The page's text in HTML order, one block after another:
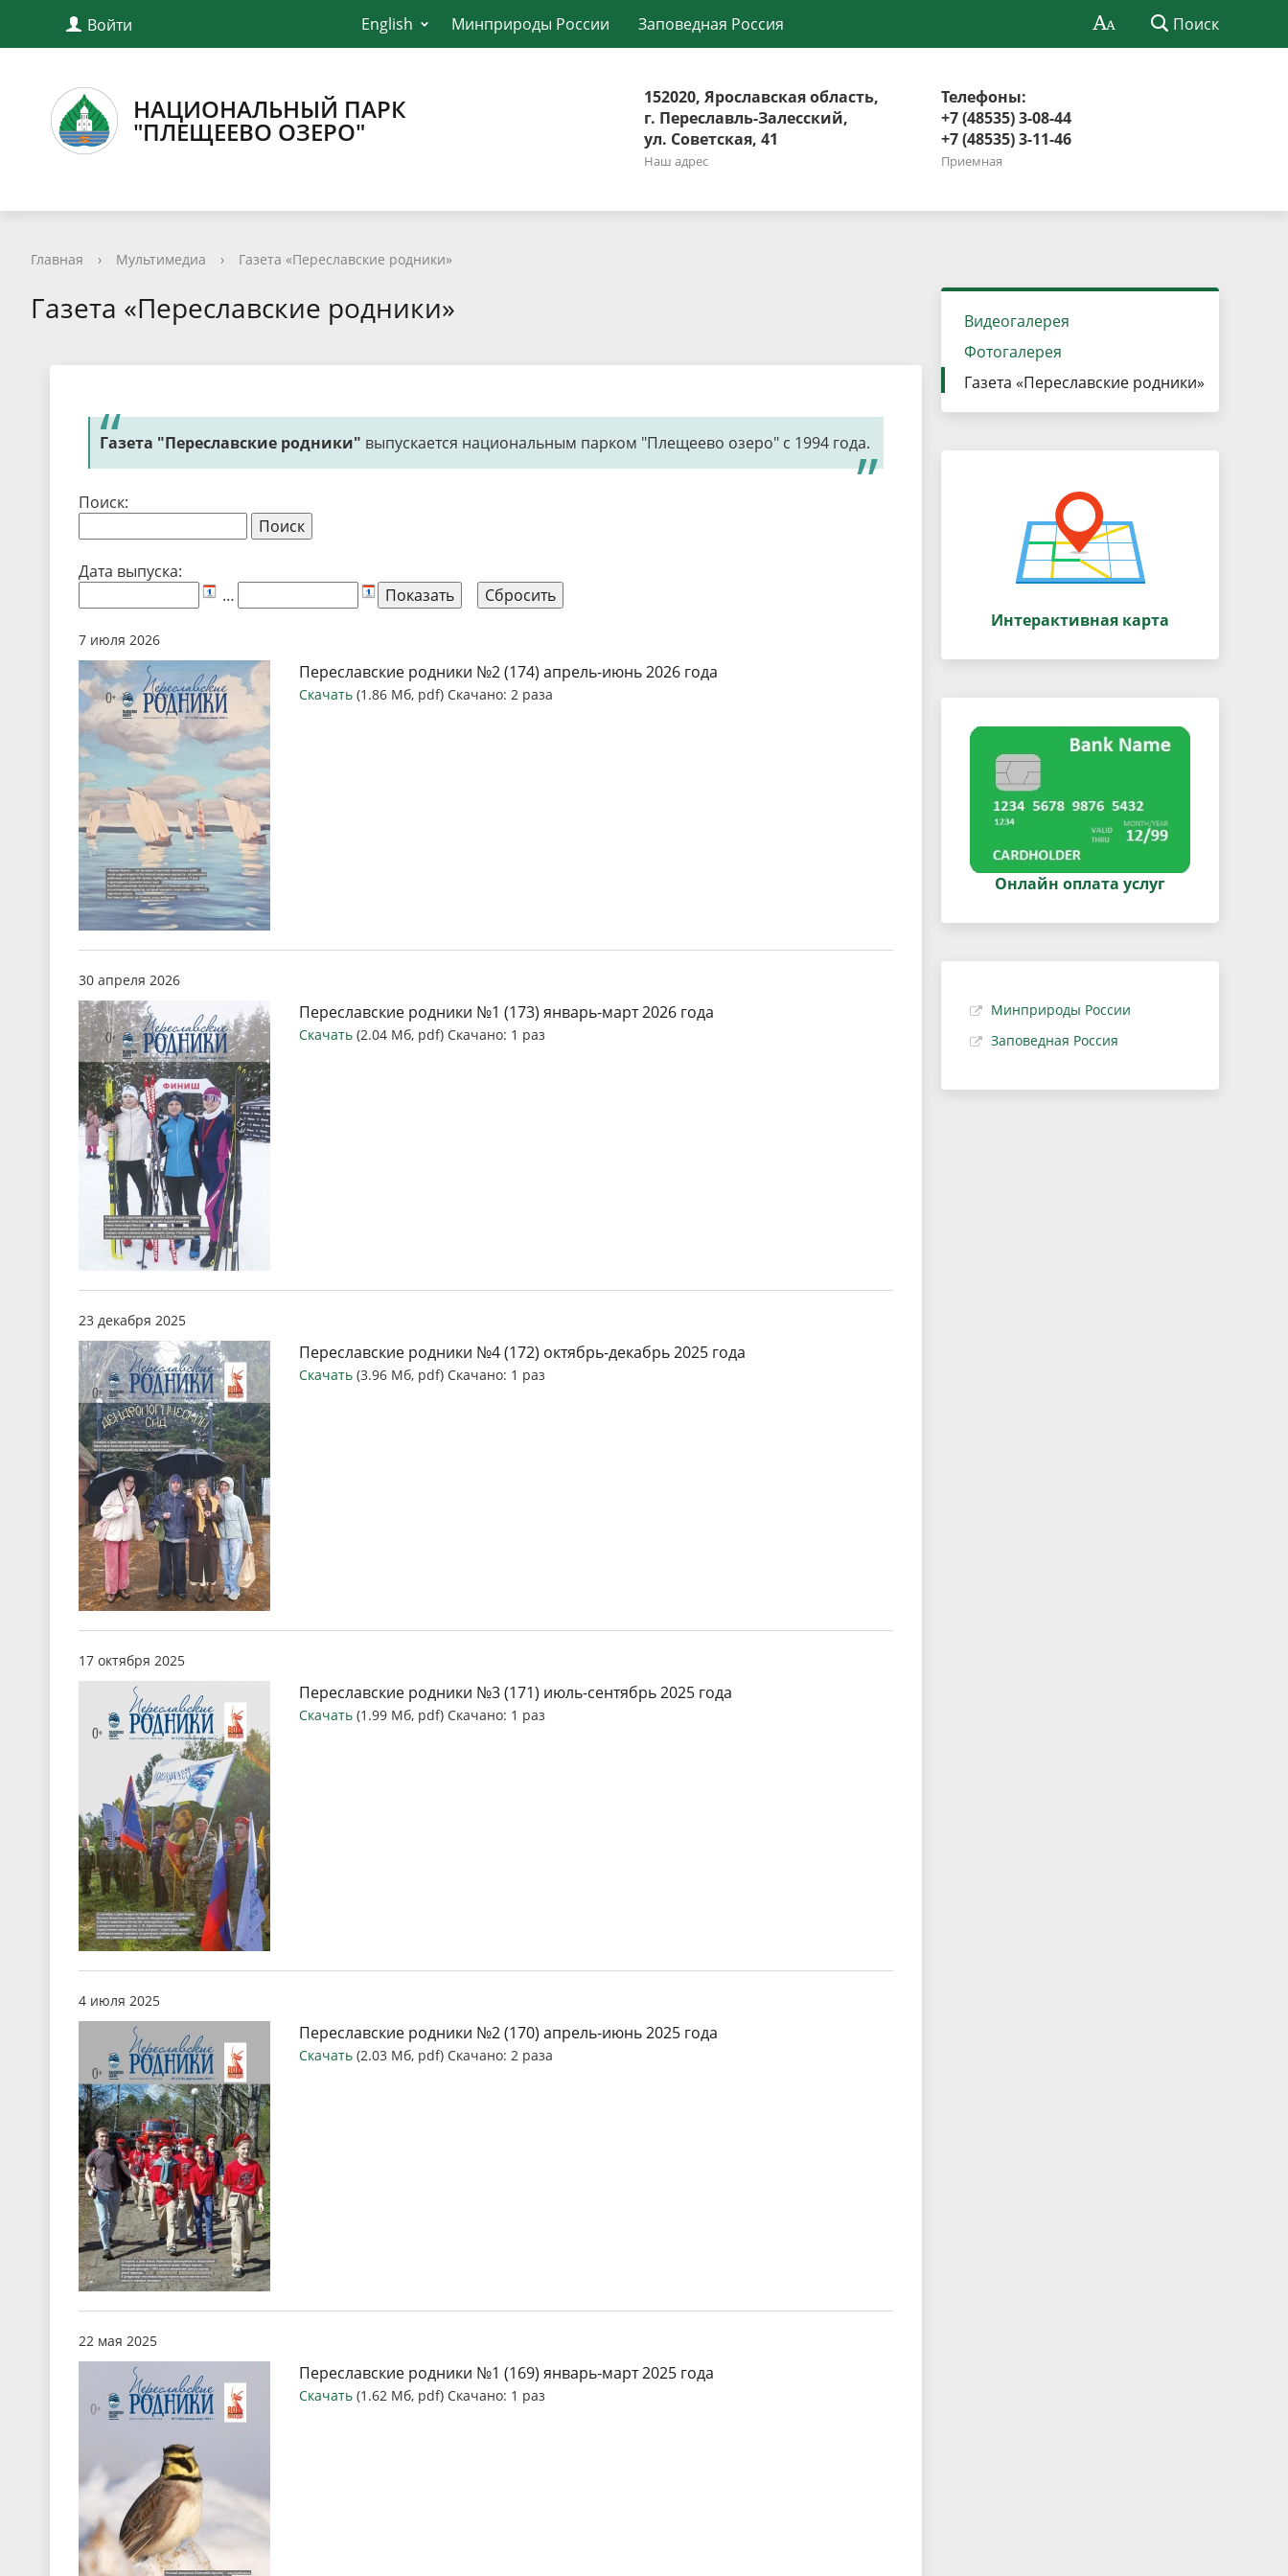
Войти English Минприроды России Заповедная Россия Поиск
НАЦИОНАЛЬНЫЙ ПАРК
"ПЛЕЩЕЕВО ОЗЕРО"
152020, Ярославская область,
г. Переславль-Залесский,
ул. Советская, 41
Наш адрес
Телефоны:
+7 (48535) 3-08-44
+7 (48535) 3-11-46
Приемная
Главная › Мультимедиа › Газета «Переславские родники»
Газета «Переславские родники»
Газета "Переславские родники" выпускается национальным парком "Плещеево озеро" с 1994 года.
Поиск:
Дата выпуска:
…
7 июля 2026
Переславские родники №2 (174) апрель-июнь 2026 года
Скачать (1.86 Мб, pdf) Скачано: 2 раза
30 апреля 2026
Переславские родники №1 (173) январь-март 2026 года
Скачать (2.04 Мб, pdf) Скачано: 1 раз
23 декабря 2025
Переславские родники №4 (172) октябрь-декабрь 2025 года
Скачать (3.96 Мб, pdf) Скачано: 1 раз
17 октября 2025
Переславские родники №3 (171) июль-сентябрь 2025 года
Скачать (1.99 Мб, pdf) Скачано: 1 раз
4 июля 2025
Переславские родники №2 (170) апрель-июнь 2025 года
Скачать (2.03 Мб, pdf) Скачано: 2 раза
22 мая 2025
Переславские родники №1 (169) январь-март 2025 года
Скачать (1.62 Мб, pdf) Скачано: 1 раз
Видеогалерея
Фотогалерея
Газета «Переславские родники»
Интерактивная карта
Онлайн оплата услуг
Минприроды России
Заповедная Россия